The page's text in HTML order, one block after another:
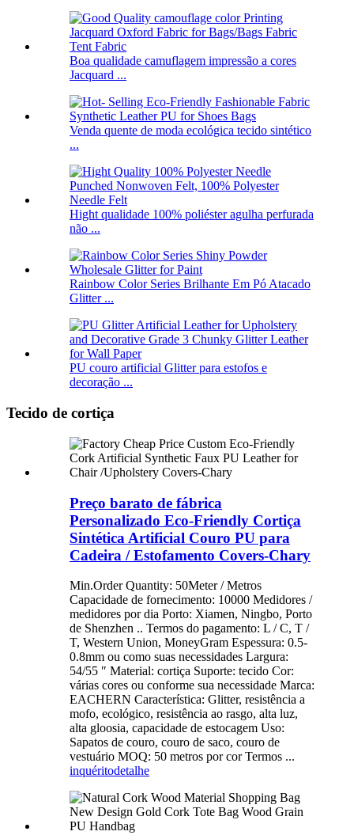
Boa qualidade camuflagem impressão a cores
Jacquard ...
Venda quente de moda ecológica tecido sintético
...
Hight qualidade 100% poliéster agulha perfurada
não ...
Rainbow Color Series Brilhante Em Pó Atacado
Glitter ...
PU couro artificial Glitter para estofos e
decoração ...
Tecido de cortiça
Preço barato de fábrica
Personalizado Eco-Friendly Cortiça
Sintética Artificial Couro PU para
Cadeira / Estofamento Covers-Chary
Min.Order Quantity: 50Meter / Metros
Capacidade de fornecimento: 10000 Medidores /
medidores por dia Porto: Xiamen, Ningbo, Porto
de Shenzhen .. Termos do pagamento: L / C, T /
T, Western Union, MoneyGram Espessura: 0.5-
0.8mm ou como suas necessidades Largura:
54/55 ″ Material: cortiça Suporte: tecido Cor:
várias cores ou conforme sua necessidade Marca:
EACHERN Característica: Glitter, resistência a
mofo, ecológico, resistência ao rasgo, alta luz,
alta gloosia, capacidade de estocagem Uso:
Sapatos de couro, couro de saco, couro de
vestuário MOQ: 50 metros por cor Termos ...
inquéritodetalhe